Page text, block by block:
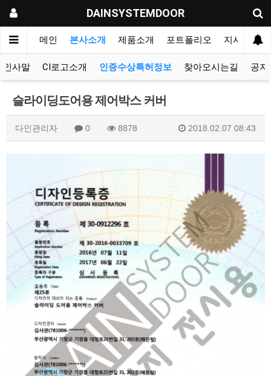
DAINSYSTEMDOOR
메인 본사소개 제품소개 포트폴리오 지사&대리
인사말 CI로고소개 인증수상특허정보 찾아오시는길 공지
슬라이딩도어용 제어박스 커버
다인관리자 0 8878 2018.02.07 08:43